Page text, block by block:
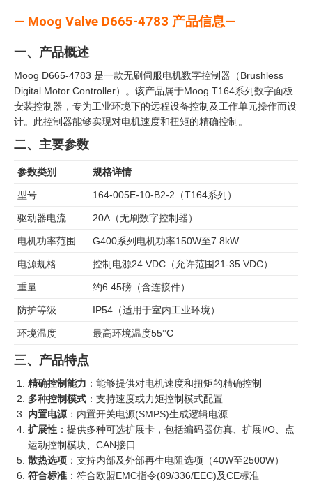
— Moog Valve D665-4783 产品信息—
一、产品概述
Moog D665-4783 是一款无刷伺服电机数字控制器（Brushless
Digital Motor Controller）。该产品属于Moog T164系列数字面板
安装控制器，专为工业环境下的远程设备控制及工作单元操作而设
计。此控制器能够实现对电机速度和扭矩的精确控制。
二、主要参数
参数类别 规格详情
型号 164-005E-10-B2-2（T164系列）
驱动器电流 20A（无刷数字控制器）
电机功率范围 G400系列电机功率150W至7.8kW
电源规格 控制电源24 VDC（允许范围21-35 VDC）
重量 约6.45磅（含连接件）
防护等级 IP54（适用于室内工业环境）
环境温度 最高环境温度55°C
三、产品特点
精确控制能力 ：能够提供对电机速度和扭矩的精确控制
多种控制模式 ：支持速度或力矩控制模式配置
内置电源 ：内置开关电源(SMPS)生成逻辑电源
扩展性 ：提供多种可选扩展卡，包括编码器仿真、扩展I/O、点
运动控制模块、CAN接口
散热选项 ：支持内部及外部再生电阻选项（40W至2500W）
符合标准 ：符合欧盟EMC指令(89/336/EEC)及CE标准